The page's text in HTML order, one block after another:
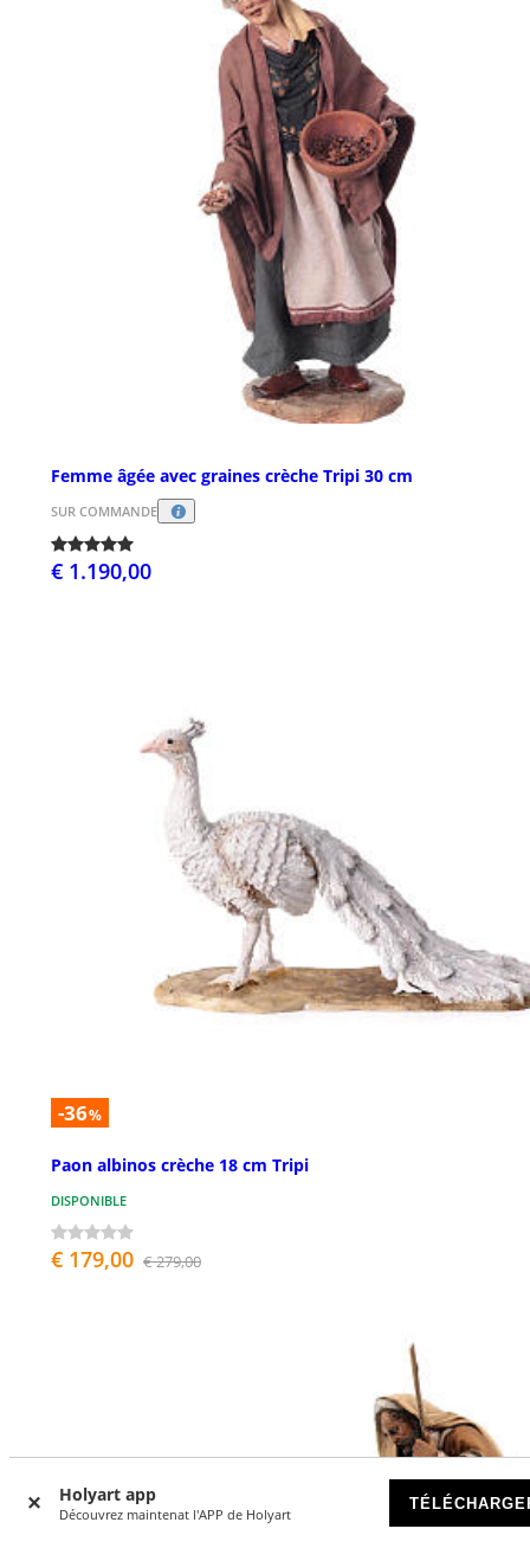
Holyart app
Découvrez maintenat l'APP de Holyart
Femme âgée avec graines crèche Tripi 30 cm
SUR COMMANDE
€ 1.190,00
-36%
Paon albinos crèche 18 cm Tripi
DISPONIBLE
€ 179,00 € 279,00